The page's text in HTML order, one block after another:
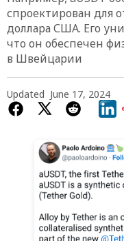
Chia
-5.67%
спроектирован для
доллара США. Его
что он обеспечен
в Швейцарии
Updated June 17, 2024